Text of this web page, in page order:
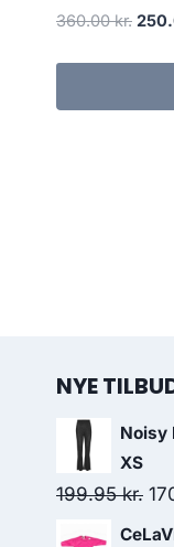
360.00kr.
NYE
Noisy
XS
199.95kr.